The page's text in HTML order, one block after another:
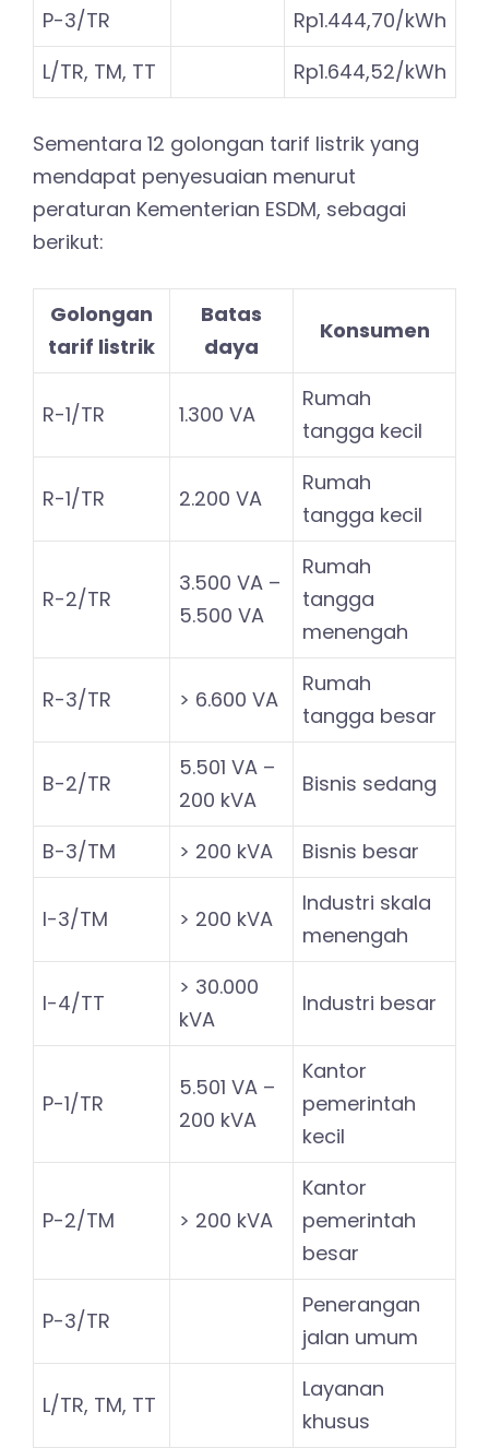
P-3/TR
Rp1.444,70/kWh
L/TR, TM, TT
Rp1.644,52/kWh
Sementara 12 golongan tarif listrik yang
mendapat penyesuaian menurut
peraturan Kementerian ESDM, sebagai
berikut:
Golongan
tarif listrik
Batas
daya
Konsumen
R-1/TR 1.300 VA
Rumah
tangga kecil
R-1/TR 2.200 VA
Rumah
tangga kecil
R-2/TR
3.500 VA –
5.500 VA
Rumah
tangga
menengah
R-3/TR > 6.600 VA
Rumah
tangga besar
B-2/TR
5.501 VA –
200 kVA
Bisnis sedang
B-3/TM > 200 kVA Bisnis besar
I-3/TM > 200 kVA
Industri skala
menengah
I-4/TT
> 30.000
kVA
Industri besar
P-1/TR
5.501 VA –
200 kVA
Kantor
pemerintah
kecil
P-2/TM > 200 kVA
Kantor
pemerintah
besar
P-3/TR
Penerangan
jalan umum
L/TR, TM, TT
Layanan
khusus